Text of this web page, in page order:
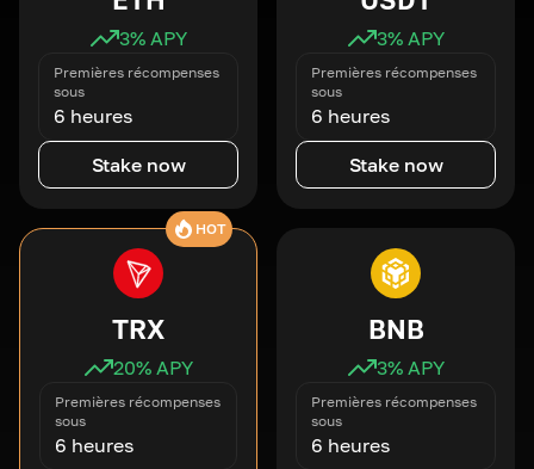
3% APY
Premières récompenses
sous
6 heures
Stake now
3% APY
Premières récompenses
sous
6 heures
Stake now
HOT
TRX
20% APY
Premières récompenses
sous
6 heures
BNB
3% APY
Premières récompenses
sous
6 heures